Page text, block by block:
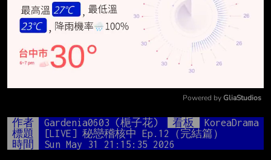
Mute
Powered by GliaStudios
作者 Gardenia0603 (梔子花) 看板
KoreaDrama
標題
[LIVE] 秘戀稽核中 Ep.12（完結篇）
時間
Sun May 31 21:15:35 2026